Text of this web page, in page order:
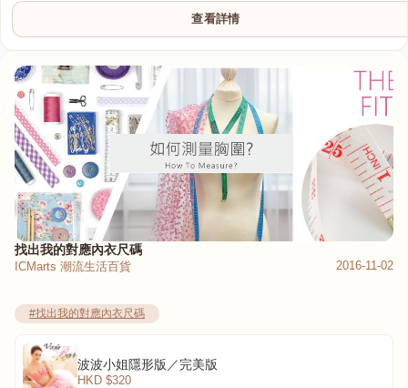
查看詳情
找出我的對應內衣尺碼
ICMarts 潮流生活百貨 2016-11-02
#找出我的對應內衣尺碼
波波小姐隱形版／完美版
HKD $320